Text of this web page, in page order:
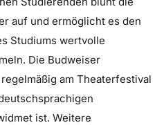
auf und ermöglicht es den
Studiums wertvolle
Die Budweiser
am Theaterfestival
ist. Weitere